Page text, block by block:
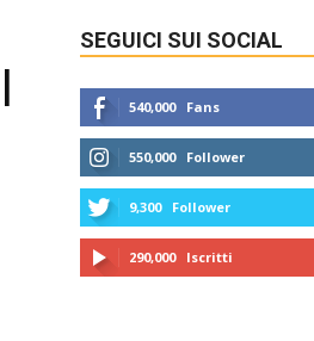
SEGUICI SUI SOCIAL
540,000 Fans
550,000 Follower
9,300 Follower
290,000 Iscritti